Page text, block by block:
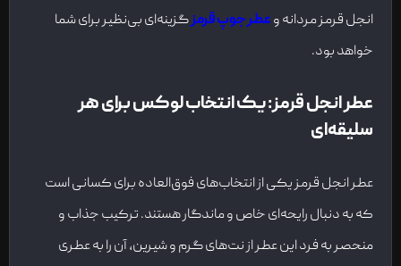
انجل قرمز مردانه وعطر جوپ قرمزگزینه‌ای بی‌نظیر برای شما
خواهد بود.
عطر انجل قرمز: یک انتخاب لوکس برای هر
سلیقه‌ای
عطر انجل قرمز یکی از انتخاب‌های فوق‌العاده برای کسانی است
که به دنبال رایحه‌ای خاص و ماندگار هستند. ترکیب جذاب و
منحصر به فرد این عطر از نت‌های گرم و شیرین، آن را به عطری